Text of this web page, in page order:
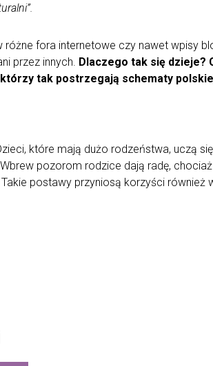
różne fora internetowe czy nawet wpisy
przez innych. Dlaczego tak się dzieje?
tak postrzegają schematy
które mają dużo rodzeństwa, uczą
pozorom rodzice dają radę,
postawy przyniosą korzyści również